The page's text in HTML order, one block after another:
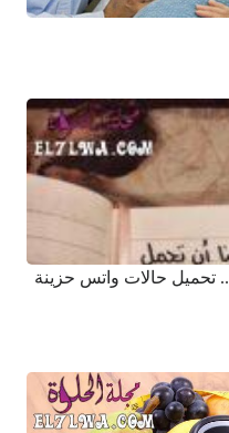
حالات واتس اب حزن وضيق 2025.. تحميل حالات واتس حزينة